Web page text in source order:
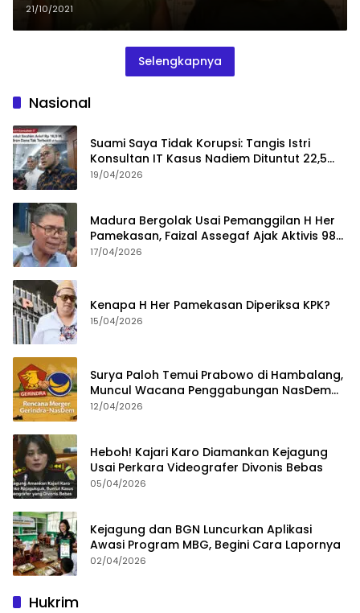
21/10/2021
Selengkapnya
Nasional
Suami Saya Tidak Korupsi: Tangis Istri
Konsultan IT Kasus Nadiem Dituntut 22,5
Tahun
19/04/2026
Madura Bergolak Usai Pemanggilan H Her
Pamekasan, Faizal Assegaf Ajak Aktivis 98
Bongkar Permainan KPK
17/04/2026
Kenapa H Her Pamekasan Diperiksa KPK?
15/04/2026
Surya Paloh Temui Prabowo di Hambalang,
Muncul Wacana Penggabungan NasDem
dan Gerindra
12/04/2026
Heboh! Kajari Karo Diamankan Kejagung
Usai Perkara Videografer Divonis Bebas
05/04/2026
Kejagung dan BGN Luncurkan Aplikasi
Awasi Program MBG, Begini Cara Lapornya
02/04/2026
Hukrim